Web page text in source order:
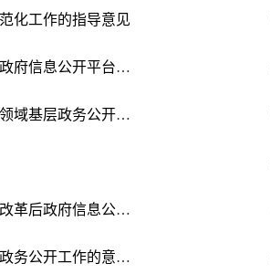
化工作的指导意见
国务院办公厅政府信息与政务公开办公室关于规范政府信息公开平台有关事项的通知
国家市场监管总局办公厅关于印发《食品药品监管领域基层政务公开标准指引》的通知
国务院办公厅政府信息与政务公开办公室关于机构改革后政府信息公开申请办理问题的解释
中共中央办公厅国务院办公厅印发《关于全面推进政务公开工作的意见》